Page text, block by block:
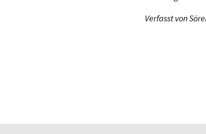
Verfasst von